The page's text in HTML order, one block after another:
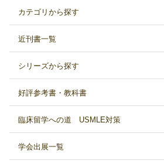
カテゴリから探す
近刊書一覧
シリーズから探す
好評参考書・教科書
臨床留学への道 USMLE対策
学会出展一覧